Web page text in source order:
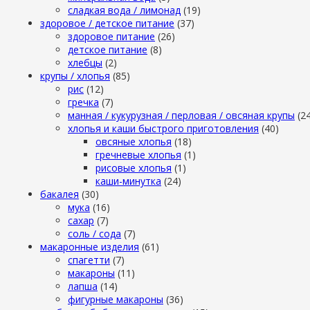
сладкая вода / лимонад (19)
здоровое / детское питание (37)
здоровое питание (26)
детское питание (8)
хлебцы (2)
крупы / хлопья (85)
рис (12)
гречка (7)
манная / кукурузная / перловая / овсяная крупы
хлопья и каши быстрого приготовления (40)
овсяные хлопья (18)
гречневые хлопья (1)
рисовые хлопья (1)
каши-минутка (24)
бакалея (30)
мука (16)
сахар (7)
cоль / cода (7)
макаронные изделия (61)
cпагетти (7)
макароны (11)
лапша (14)
фигурные макароны (36)